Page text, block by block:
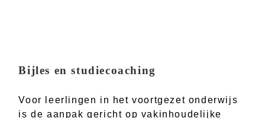
Bijles en studiecoaching
Voor leerlingen in het voortgezet onderwijs
is de aanpak gericht op vakinhoudelijke